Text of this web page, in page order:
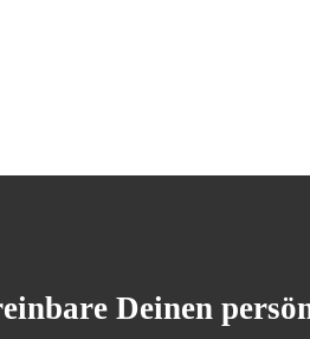
Deinen